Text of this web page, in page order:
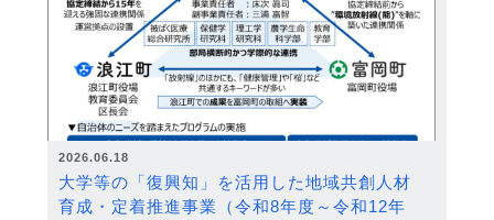
2026.06.18
大学等の「復興知」を活用した地域共創人材
育成・定着推進事業（令和8年度～令和12年